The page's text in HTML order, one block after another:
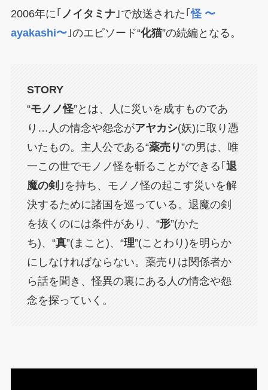
2006年に｢ ノイタミナ｣で放送された｢怪 〜
ayakashi〜｣のエピソード“化猫”の続編となる。
STORY
“モノノ怪”とは、人に災いを成すものであ
り…人の情念や怨念がアヤカシ(妖)に取り憑
いたもの。主人公である“薬売り”の男は、唯
一この世でモノノ怪を斬ることができる｢ 退
魔の剣 ｣を持ち、モノノ怪の起こす災いを解
決するために諸国を巡っている。退魔の剣
を抜くのには条件があり、“形”(かた
ち)、“真”(まこと)、“理”(ことわり)を明らか
にしなければならない。薬売りは関係者か
ら話を聞き、怪異の裏にある人の情念や怨
念を探っていく。